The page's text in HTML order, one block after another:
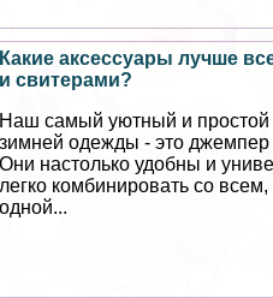
Какие аксессуары лучше
и свитерами?
Наш самый уютный и простой
зимней одежды - это джемпер
Они настолько удобны и
легко комбинировать со
одной...